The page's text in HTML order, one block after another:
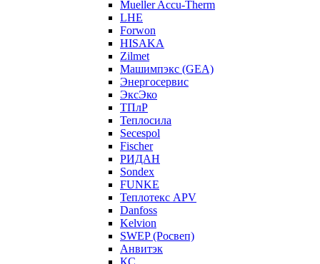
Mueller Accu-Therm
LHE
Forwon
HISAKA
Zilmet
Машимпэкс (GEA)
Энергосервис
ЭксЭко
ТПлР
Теплосила
Secespol
Fischer
РИДАН
Sondex
FUNKE
Теплотекс APV
Danfoss
Kelvion
SWEP (Росвеп)
Анвитэк
КС